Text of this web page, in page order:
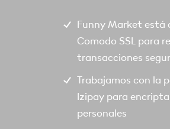
Funny Market está
Comodo SSL para
transacciones
Trabajamos con la
Izipay para
personales